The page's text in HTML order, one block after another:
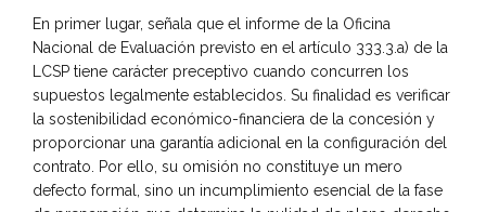
En primer lugar, señala que el informe de la Oficina
Nacional de Evaluación previsto en el artículo 333.3.a) de la
LCSP tiene carácter preceptivo cuando concurren los
supuestos legalmente establecidos. Su finalidad es verificar
la sostenibilidad económico-financiera de la concesión y
proporcionar una garantía adicional en la configuración del
contrato. Por ello, su omisión no constituye un mero
defecto formal, sino un incumplimiento esencial de la fase